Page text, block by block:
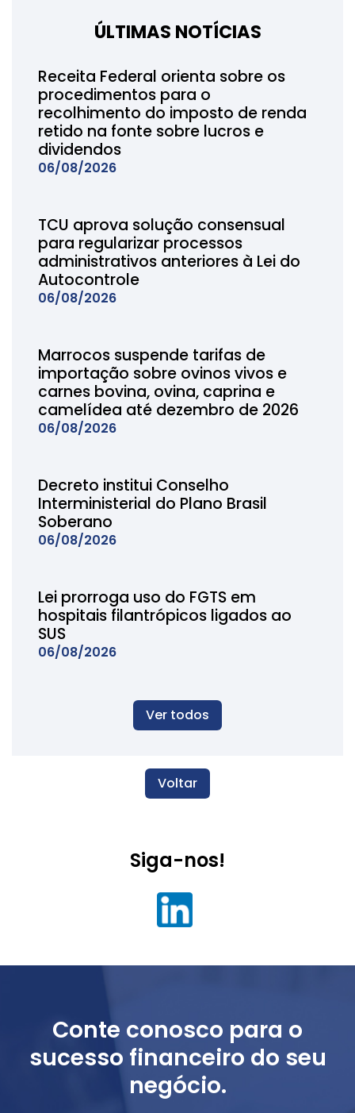
ÚLTIMAS NOTÍCIAS
Receita Federal orienta sobre os
procedimentos para o
recolhimento do imposto de renda
retido na fonte sobre lucros e
dividendos
06/08/2026
TCU aprova solução consensual
para regularizar processos
administrativos anteriores à Lei do
Autocontrole
06/08/2026
Marrocos suspende tarifas de
importação sobre ovinos vivos e
carnes bovina, ovina, caprina e
camelídea até dezembro de 2026
06/08/2026
Decreto institui Conselho
Interministerial do Plano Brasil
Soberano
06/08/2026
Lei prorroga uso do FGTS em
hospitais filantrópicos ligados ao
SUS
06/08/2026
Ver todos
Voltar
Siga-nos!
Conte conosco para o
sucesso financeiro do seu
negócio.